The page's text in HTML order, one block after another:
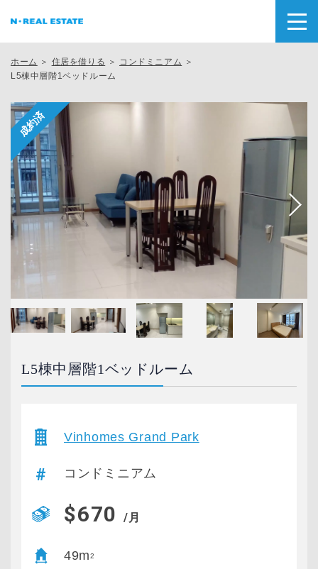
ホーム ＞ 住居を借りる ＞ コンドミニアム ＞
L5棟中層階1ベッドルーム
L5棟中層階1ベッドルーム
Vinhomes Grand Park
コンドミニアム
$670 /月
49m2